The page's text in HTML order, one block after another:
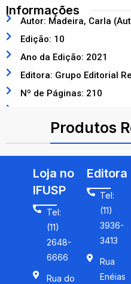
Informações
Autor: Madeira, Carla
Edição: 10
Ano da Edição: 2021
Editora: Grupo Editorial
Nº de Páginas: 210
Produtos
Loja no
IFUSP
Tel:
(11)
2648-
6666
Rua do
Editora
Tel:
(11)
3936-
3413
Rua
Enéias